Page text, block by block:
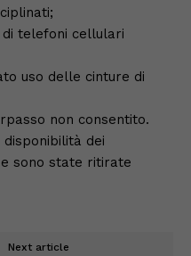
di telefoni cellulari
uso delle cinture di
non consentito.
dei
sono state ritirate
Next article